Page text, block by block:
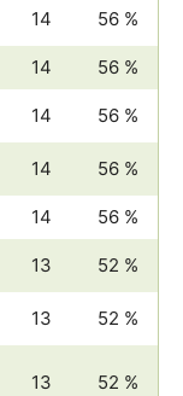
14 56 %
14 56 %
14 56 %
14 56 %
14 56 %
13 52 %
13 52 %
13 52 %